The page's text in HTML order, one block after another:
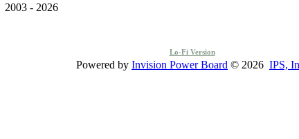
2003 - 2026
Lo-Fi Version
Powered by Invision Power Board © 2026 IPS,